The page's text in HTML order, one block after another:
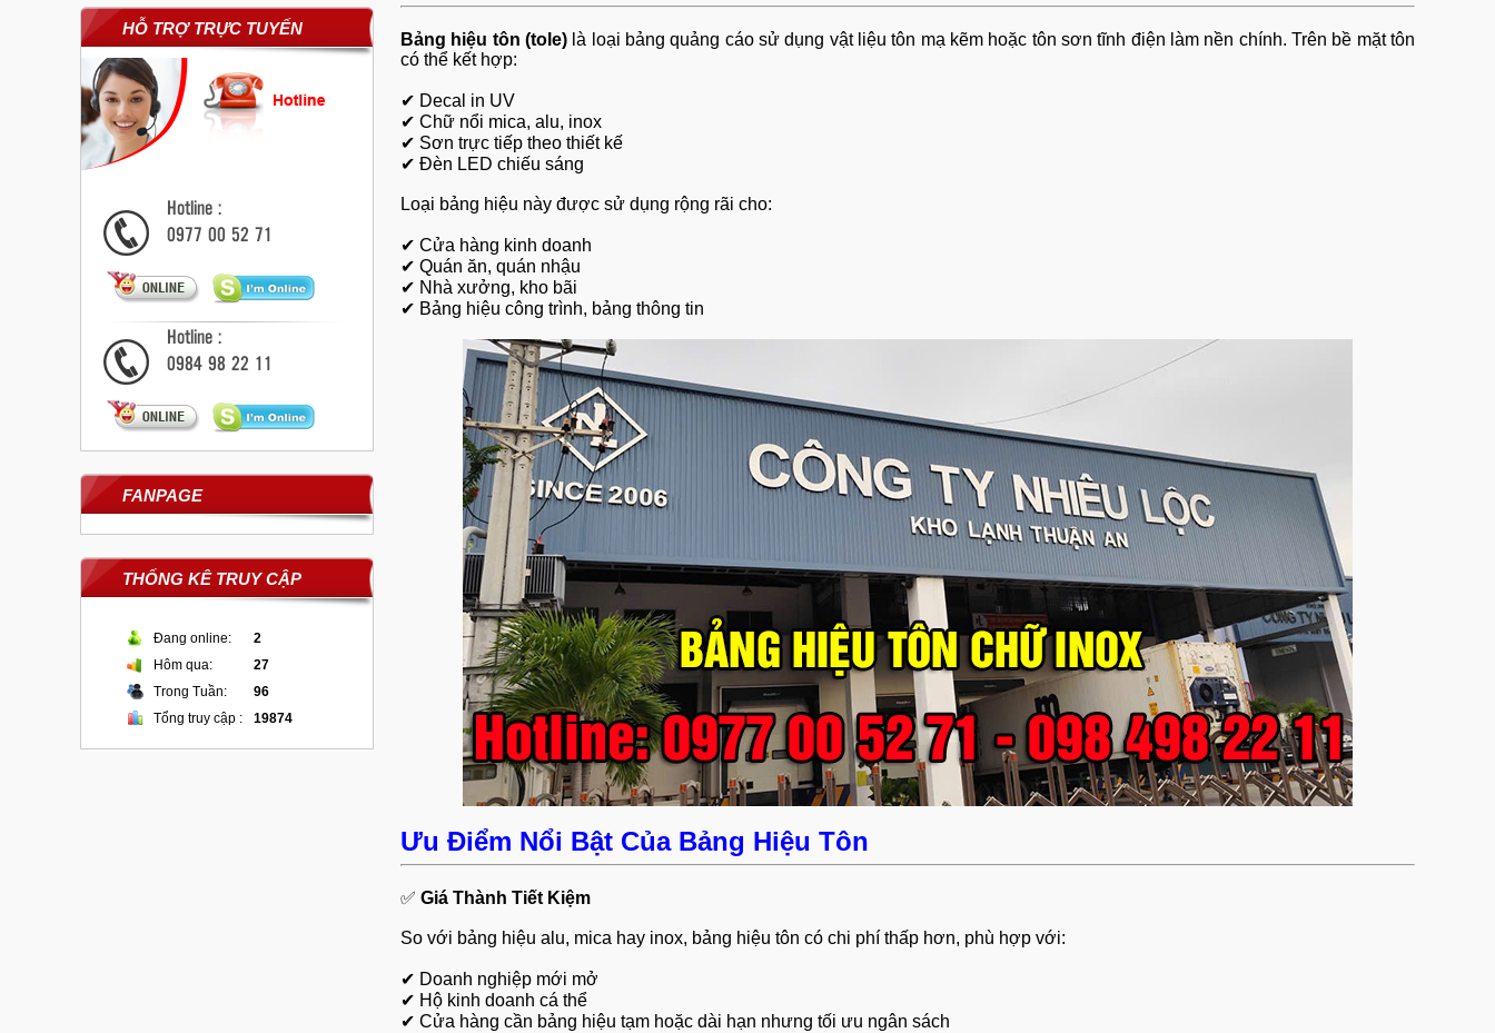
HỖ TRỢ TRỰC TUYẾN
Hotline :
0977 00 52 71
Hotline :
0984 98 22 11
FANPAGE
THỐNG KÊ TRUY CẬP
Đang online:
2
Hôm qua:
27
Trong Tuần:
96
Tổng truy cập :
19874
Bảng hiệu tôn (tole) là loại bảng quảng cáo sử dụng vật liệu tôn mạ kẽm hoặc tôn sơn tĩnh điện làm nền chính. Trên bề mặt tôn
có thể kết hợp:
✔ Decal in UV
✔ Chữ nổi mica, alu, inox
✔ Sơn trực tiếp theo thiết kế
✔ Đèn LED chiếu sáng
Loại bảng hiệu này được sử dụng rộng rãi cho:
✔ Cửa hàng kinh doanh
✔ Quán ăn, quán nhậu
✔ Nhà xưởng, kho bãi
✔ Bảng hiệu công trình, bảng thông tin
Ưu Điểm Nổi Bật Của Bảng Hiệu Tôn
✅ Giá Thành Tiết Kiệm
So với bảng hiệu alu, mica hay inox, bảng hiệu tôn có chi phí thấp hơn, phù hợp với:
✔ Doanh nghiệp mới mở
✔ Hộ kinh doanh cá thể
✔ Cửa hàng cần bảng hiệu tạm hoặc dài hạn nhưng tối ưu ngân sách